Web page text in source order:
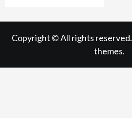
Copyright © All rights reserved.
themes.